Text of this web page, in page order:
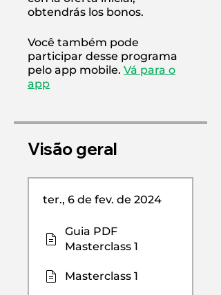
obtendrás los bonos.
Você também pode
participar desse programa
pelo app mobile. Vá para o
app
Visão geral
ter., 6 de fev. de 2024
Guia PDF
Masterclass 1
Masterclass 1